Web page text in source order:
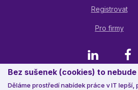
Bez sušenek (cookies) to
Děláme prostředí nabídek práce v IT lepší,
Registrovat
Pro firmy
LinkedIn
© 2023 Jobstack.it, všechna